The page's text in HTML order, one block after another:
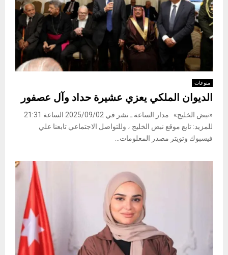
منوعات
الديوان الملكي يعزي عشيرة حداد وآل عصفور
«نبض الخليج» مدار الساعة ـ نشر في 2025/09/02 الساعة 21:31
للمزيد: تابع موقع نبض الخليج ، وللتواصل الاجتماعي تابعنا علي
فيسبوك وتويتر مصدر المعلومات...